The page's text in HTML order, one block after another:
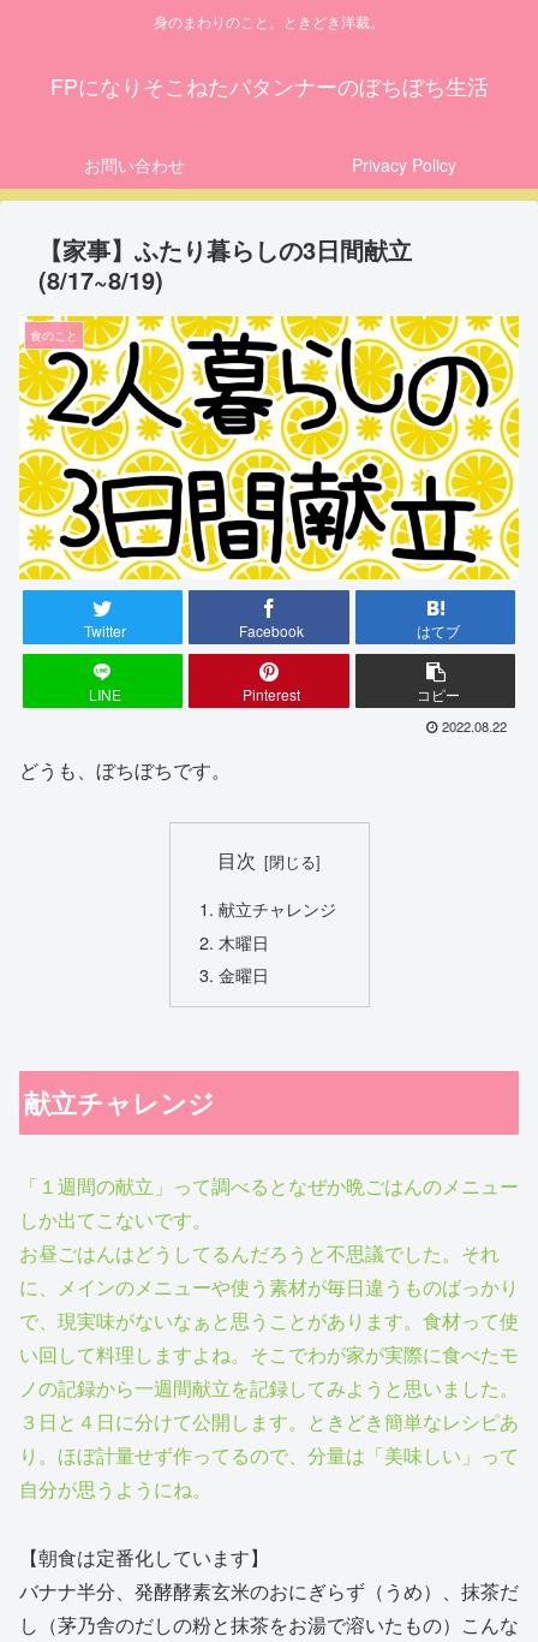
身のまわりのこと。ときどき洋裁。
FPになりそこねたパタンナーのぼちぼち生活
お問い合わせ Privacy Policy
【家事】ふたり暮らしの3日間献立
(8/17~8/19)
食のこと
Twitter Facebook はてブ
LINE Pinterest コピー
2022.08.22
どうも、ぼちぼちです。
目次
献立チャレンジ
木曜日
金曜日
献立チャレンジ
「１週間の献立」って調べるとなぜか晩ごはんのメニュー
しか出てこないです。
お昼ごはんはどうしてるんだろうと不思議でした。それ
に、メインのメニューや使う素材が毎日違うものばっかり
で、現実味がないなぁと思うことがあります。食材って使
い回して料理しますよね。そこでわが家が実際に食べたモ
ノの記録から一週間献立を記録してみようと思いました。
３日と４日に分けて公開します。ときどき簡単なレシピあ
り。ほぼ計量せず作ってるので、分量は「美味しい」って
自分が思うようにね。
【朝食は定番化しています】
バナナ半分、発酵酵素玄米のおにぎらず（うめ）、抹茶だ
し（茅乃舎のだしの粉と抹茶をお湯で溶いたもの）こんな